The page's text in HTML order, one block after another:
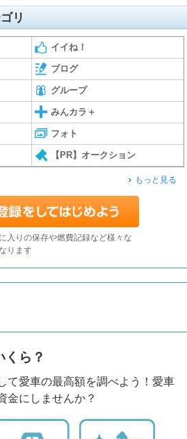
リ
イイね！
ブログ
グループ
みんカラ＋
フォト
【PR】オークション
もっと見る
入りの保存や燃費記録など様々な
ります
くら？
て愛車の最高額を調べよう！愛車
金にしませんか？